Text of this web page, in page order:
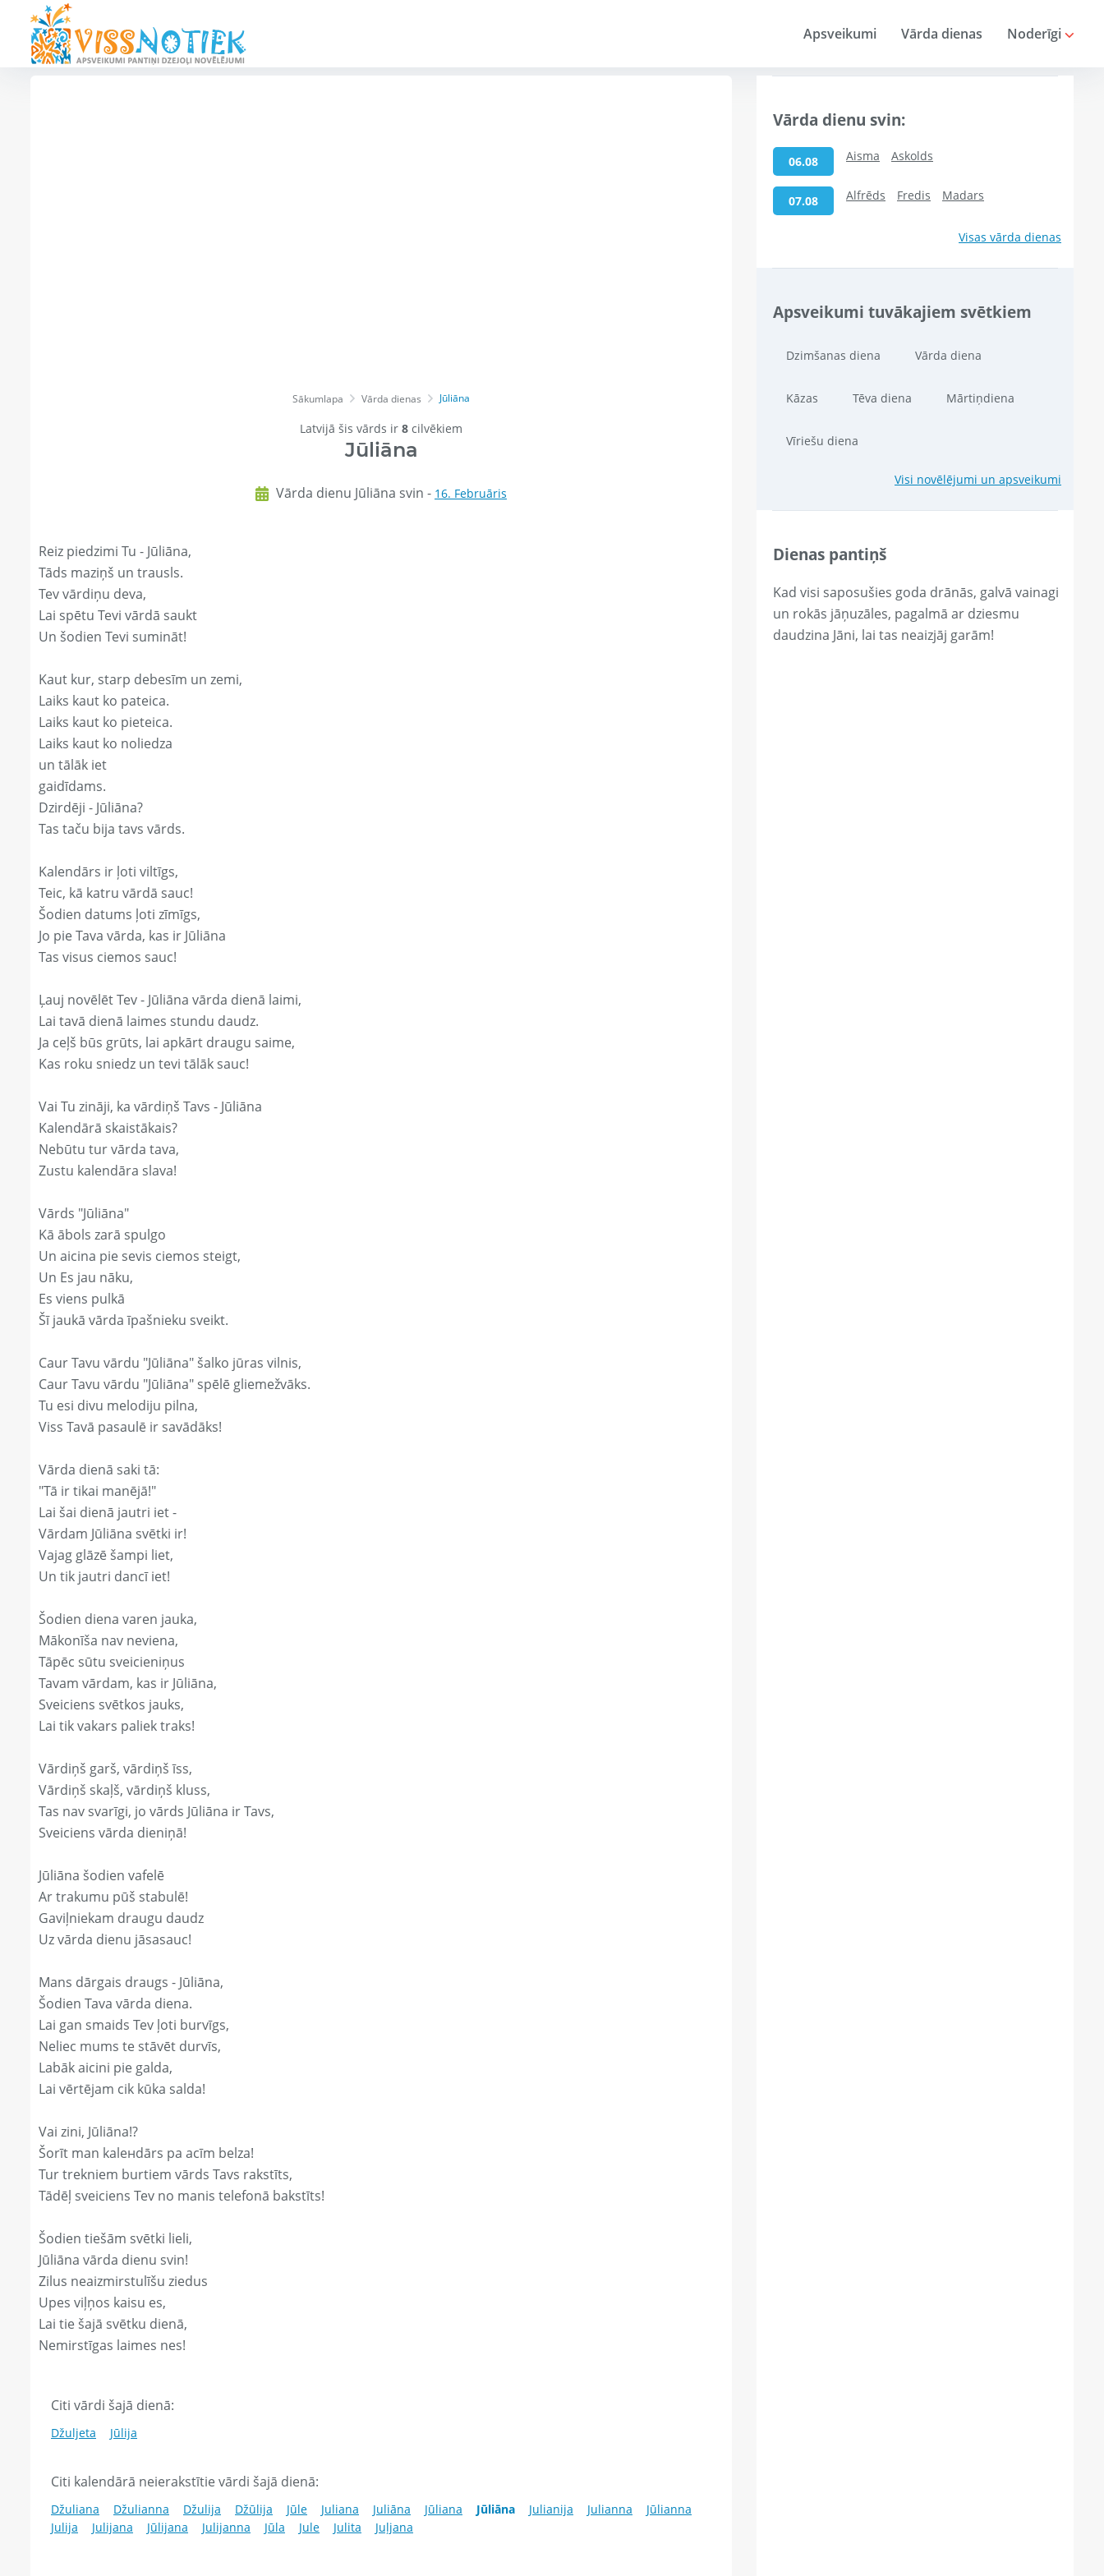
Apsveikumi Vārda dienas Noderīgi
Sākumlapa Vārda dienas Jūliāna
Latvijā šis vārds ir 8 cilvēkiem
Jūliāna
Vārda dienu Jūliāna svin - 16. Februāris
Reiz piedzimi Tu - Jūliāna,
Tāds maziņš un trausls.
Tev vārdiņu deva,
Lai spētu Tevi vārdā saukt
Un šodien Tevi sumināt!
Kaut kur, starp debesīm un zemi,
Laiks kaut ko pateica.
Laiks kaut ko pieteica.
Laiks kaut ko noliedza
un tālāk iet
gaidīdams.
Dzirdēji - Jūliāna?
Tas taču bija tavs vārds.
Kalendārs ir ļoti viltīgs,
Teic, kā katru vārdā sauc!
Šodien datums ļoti zīmīgs,
Jo pie Tava vārda, kas ir Jūliāna
Tas visus ciemos sauc!
Ļauj novēlēt Tev - Jūliāna vārda dienā laimi,
Lai tavā dienā laimes stundu daudz.
Ja ceļš būs grūts, lai apkārt draugu saime,
Kas roku sniedz un tevi tālāk sauc!
Vai Tu zināji, ka vārdiņš Tavs - Jūliāna
Kalendārā skaistākais?
Nebūtu tur vārda tava,
Zustu kalendāra slava!
Vārds "Jūliāna"
Kā ābols zarā spulgo
Un aicina pie sevis ciemos steigt,
Un Es jau nāku,
Es viens pulkā
Šī jaukā vārda īpašnieku sveikt.
Caur Tavu vārdu "Jūliāna" šalko jūras vilnis,
Caur Tavu vārdu "Jūliāna" spēlē gliemežvāks.
Tu esi divu melodiju pilna,
Viss Tavā pasaulē ir savādāks!
Vārda dienā saki tā:
"Tā ir tikai manējā!"
Lai šai dienā jautri iet -
Vārdam Jūliāna svētki ir!
Vajag glāzē šampi liet,
Un tik jautri dancī iet!
Šodien diena varen jauka,
Mākonīša nav neviena,
Tāpēc sūtu sveicieniņus
Tavam vārdam, kas ir Jūliāna,
Sveiciens svētkos jauks,
Lai tik vakars paliek traks!
Vārdiņš garš, vārdiņš īss,
Vārdiņš skaļš, vārdiņš kluss,
Tas nav svarīgi, jo vārds Jūliāna ir Tavs,
Sveiciens vārda dieniņā!
Jūliāna šodien vafelē
Ar trakumu pūš stabulē!
Gaviļniekam draugu daudz
Uz vārda dienu jāsasauc!
Mans dārgais draugs - Jūliāna,
Šodien Tava vārda diena.
Lai gan smaids Tev ļoti burvīgs,
Neliec mums te stāvēt durvīs,
Labāk aicini pie galda,
Lai vērtējam cik kūka salda!
Vai zini, Jūliāna!?
Šorīt man kaleнdārs pa acīm belza!
Tur trekniem burtiem vārds Tavs rakstīts,
Tādēļ sveiciens Tev no manis telefonā bakstīts!
Šodien tiešām svētki lieli,
Jūliāna vārda dienu svin!
Zilus neaizmirstulīšu ziedus
Upes viļņos kaisu es,
Lai tie šajā svētku dienā,
Nemirstīgas laimes nes!
Citi vārdi šajā dienā:
Džuljeta Jūlija
Citi kalendārā neierakstītie vārdi šajā dienā:
Džuliana Džulianna Džulija Džūlija Jūle Juliana Juliāna Jūliana Jūliāna Julianija Julianna
Jūlianna
Julija
Julijana Jūlijana Julijanna Jūla Jule Julita Juļjana
Vārda dienu svin:
06.08 Aisma Askolds
07.08 Alfrēds Fredis Madars
Visas vārda dienas
Apsveikumi tuvākajiem svētkiem
Dzimšanas diena Vārda diena
Kāzas Tēva diena Mārtiņdiena
Vīriešu diena
Visi novēlējumi un apsveikumi
Dienas pantiņš
Kad visi saposušies goda drānās, galvā vainagi
un rokās jāņuzāles, pagalmā ar dziesmu
daudzina Jāni, lai tas neaizjāj garām!